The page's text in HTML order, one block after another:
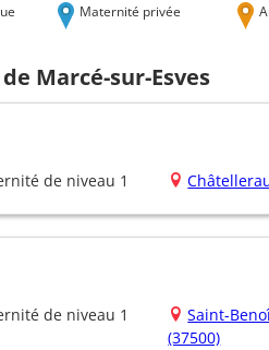
Maternité privée
Marcé-sur-Esves
de niveau 1
de niveau 1
Saint-
(37500)